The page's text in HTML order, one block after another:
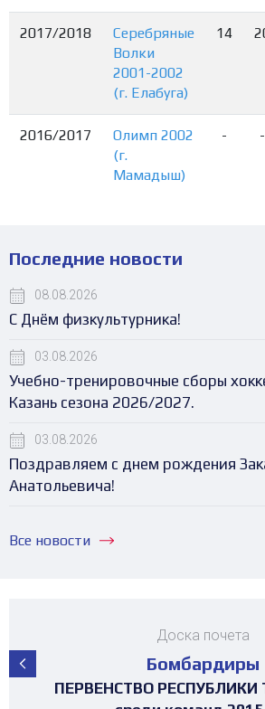
2017/2018
Серебряные
Волки
2001-2002
(г. Елабуга)
14
2016/2017
Олимп 2002
(г.
Мамадыш)
- -
Последние новости
08.08.2026
С Днём физкультурника!
03.08.2026
Учебно-тренировочные сборы
Казань сезона 2026/2027.
03.08.2026
Поздравляем с днем рождения
Анатольевича!
Все новости
Доска почета
Бомбардиры
ПЕРВЕНСТВО РЕСПУБЛИКИ
ТУРНИР 4х4
МАТЧ ЗВЁЗД
ПЕРВЕНСТВО РЕСПУБЛИКИ
ПЕРВЕНСТВО РЕСПУБЛИКИ
ТУРНИР НА ПРИЗЫ
ПЕРВЕНСТВО РЕСПУБЛИКИ
ПЕРВЕНСТВО РЕСПУБЛИКИ
ТУРНИР НА ПРИЗЫ
ПЕРВЕНСТВО РЕСПУБЛИКИ
ПЕРВЕНСТВО РЕСПУБЛИКИ
ТУРНИР 4х4